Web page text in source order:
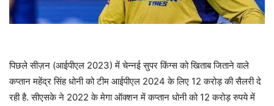
पिछले सीज़न (आईपीएल 2023) में चेन्नई सुपर किंग्स को खिताब जिताने वाले
कप्तान महेंद्र सिंह धोनी को टीम आईपीएल 2024 के लिए 12 करोड़ की सैलरी दे
रही है. सीएसके ने 2022 के मेगा ऑक्शन में कप्तान धोनी को 12 करोड़ रुपये में